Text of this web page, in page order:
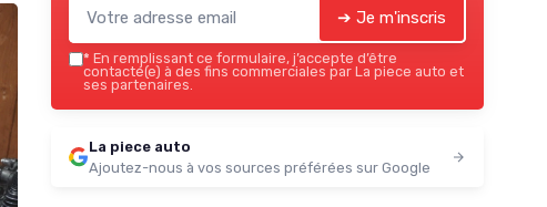
➔ Je m'inscris
* En remplissant ce formulaire, j’accepte d’être
contacté(e) à des fins commerciales par La piece auto et
ses partenaires.
La piece auto
Ajoutez-nous à vos sources préférées sur Google